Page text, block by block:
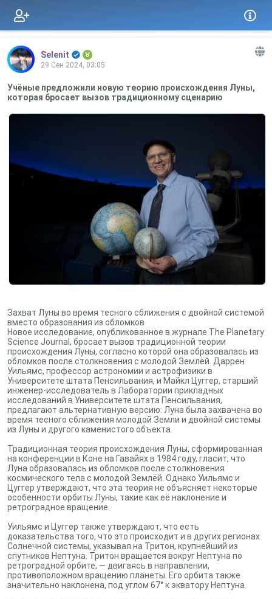
Selenit
29 Сен 2024, 03:05
Учёные предложили новую теорию происхождения Луны,
которая бросает вызов традиционному сценарию
Захват Луны во время тесного сближения с двойной системой
вместо образования из обломков
Новое исследование, опубликованное в журнале The Planetary
Science Journal, бросает вызов традиционной теории
происхождения Луны, согласно которой она образовалась из
обломков после столкновения с молодой Землёй. Даррен
Уильямс, профессор астрономии и астрофизики в
Университете штата Пенсильвания, и Майкл Цуггер, старший
инженер-исследователь в Лаборатории прикладных
исследований в Университете штата Пенсильвания,
предлагают альтернативную версию: Луна была захвачена во
время тесного сближения молодой Земли и двойной системы
из Луны и другого каменистого объекта.
Традиционная теория происхождения Луны, сформированная
на конференции в Коне на Гавайях в 1984 году, гласит, что
Луна образовалась из обломков после столкновения
космического тела с молодой Землёй. Однако Уильямс и
Цуггер утверждают, что эта теория не объясняет некоторые
особенности орбиты Луны, такие как её наклонение и
ретроградное вращение.
Уильямс и Цуггер также утверждают, что есть
доказательства того, что это происходит и в других регионах
Солнечной системы, указывая на Тритон, крупнейший из
спутников Нептуна. Тритон вращается вокруг Нептуна по
ретроградной орбите, — двигаясь в направлении,
противоположном вращению планеты. Его орбита также
значительно наклонена, под углом 67° к экватору Нептуна.